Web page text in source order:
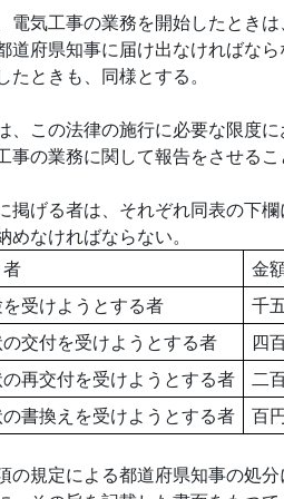
電気工事の業務を開始したとき
道府県知事に届け出なければな
ときも、同様とする。
、この法律の施行に必要な限度
事の業務に関して報告をさせる
掲げる者は、それぞれ同表の下
なければならない。
金
受けようとする者
千
交付を受けようとする者
四
再交付を受けようとする者
二
書換えを受けようとする者
百
の規定による都道府県知事の処